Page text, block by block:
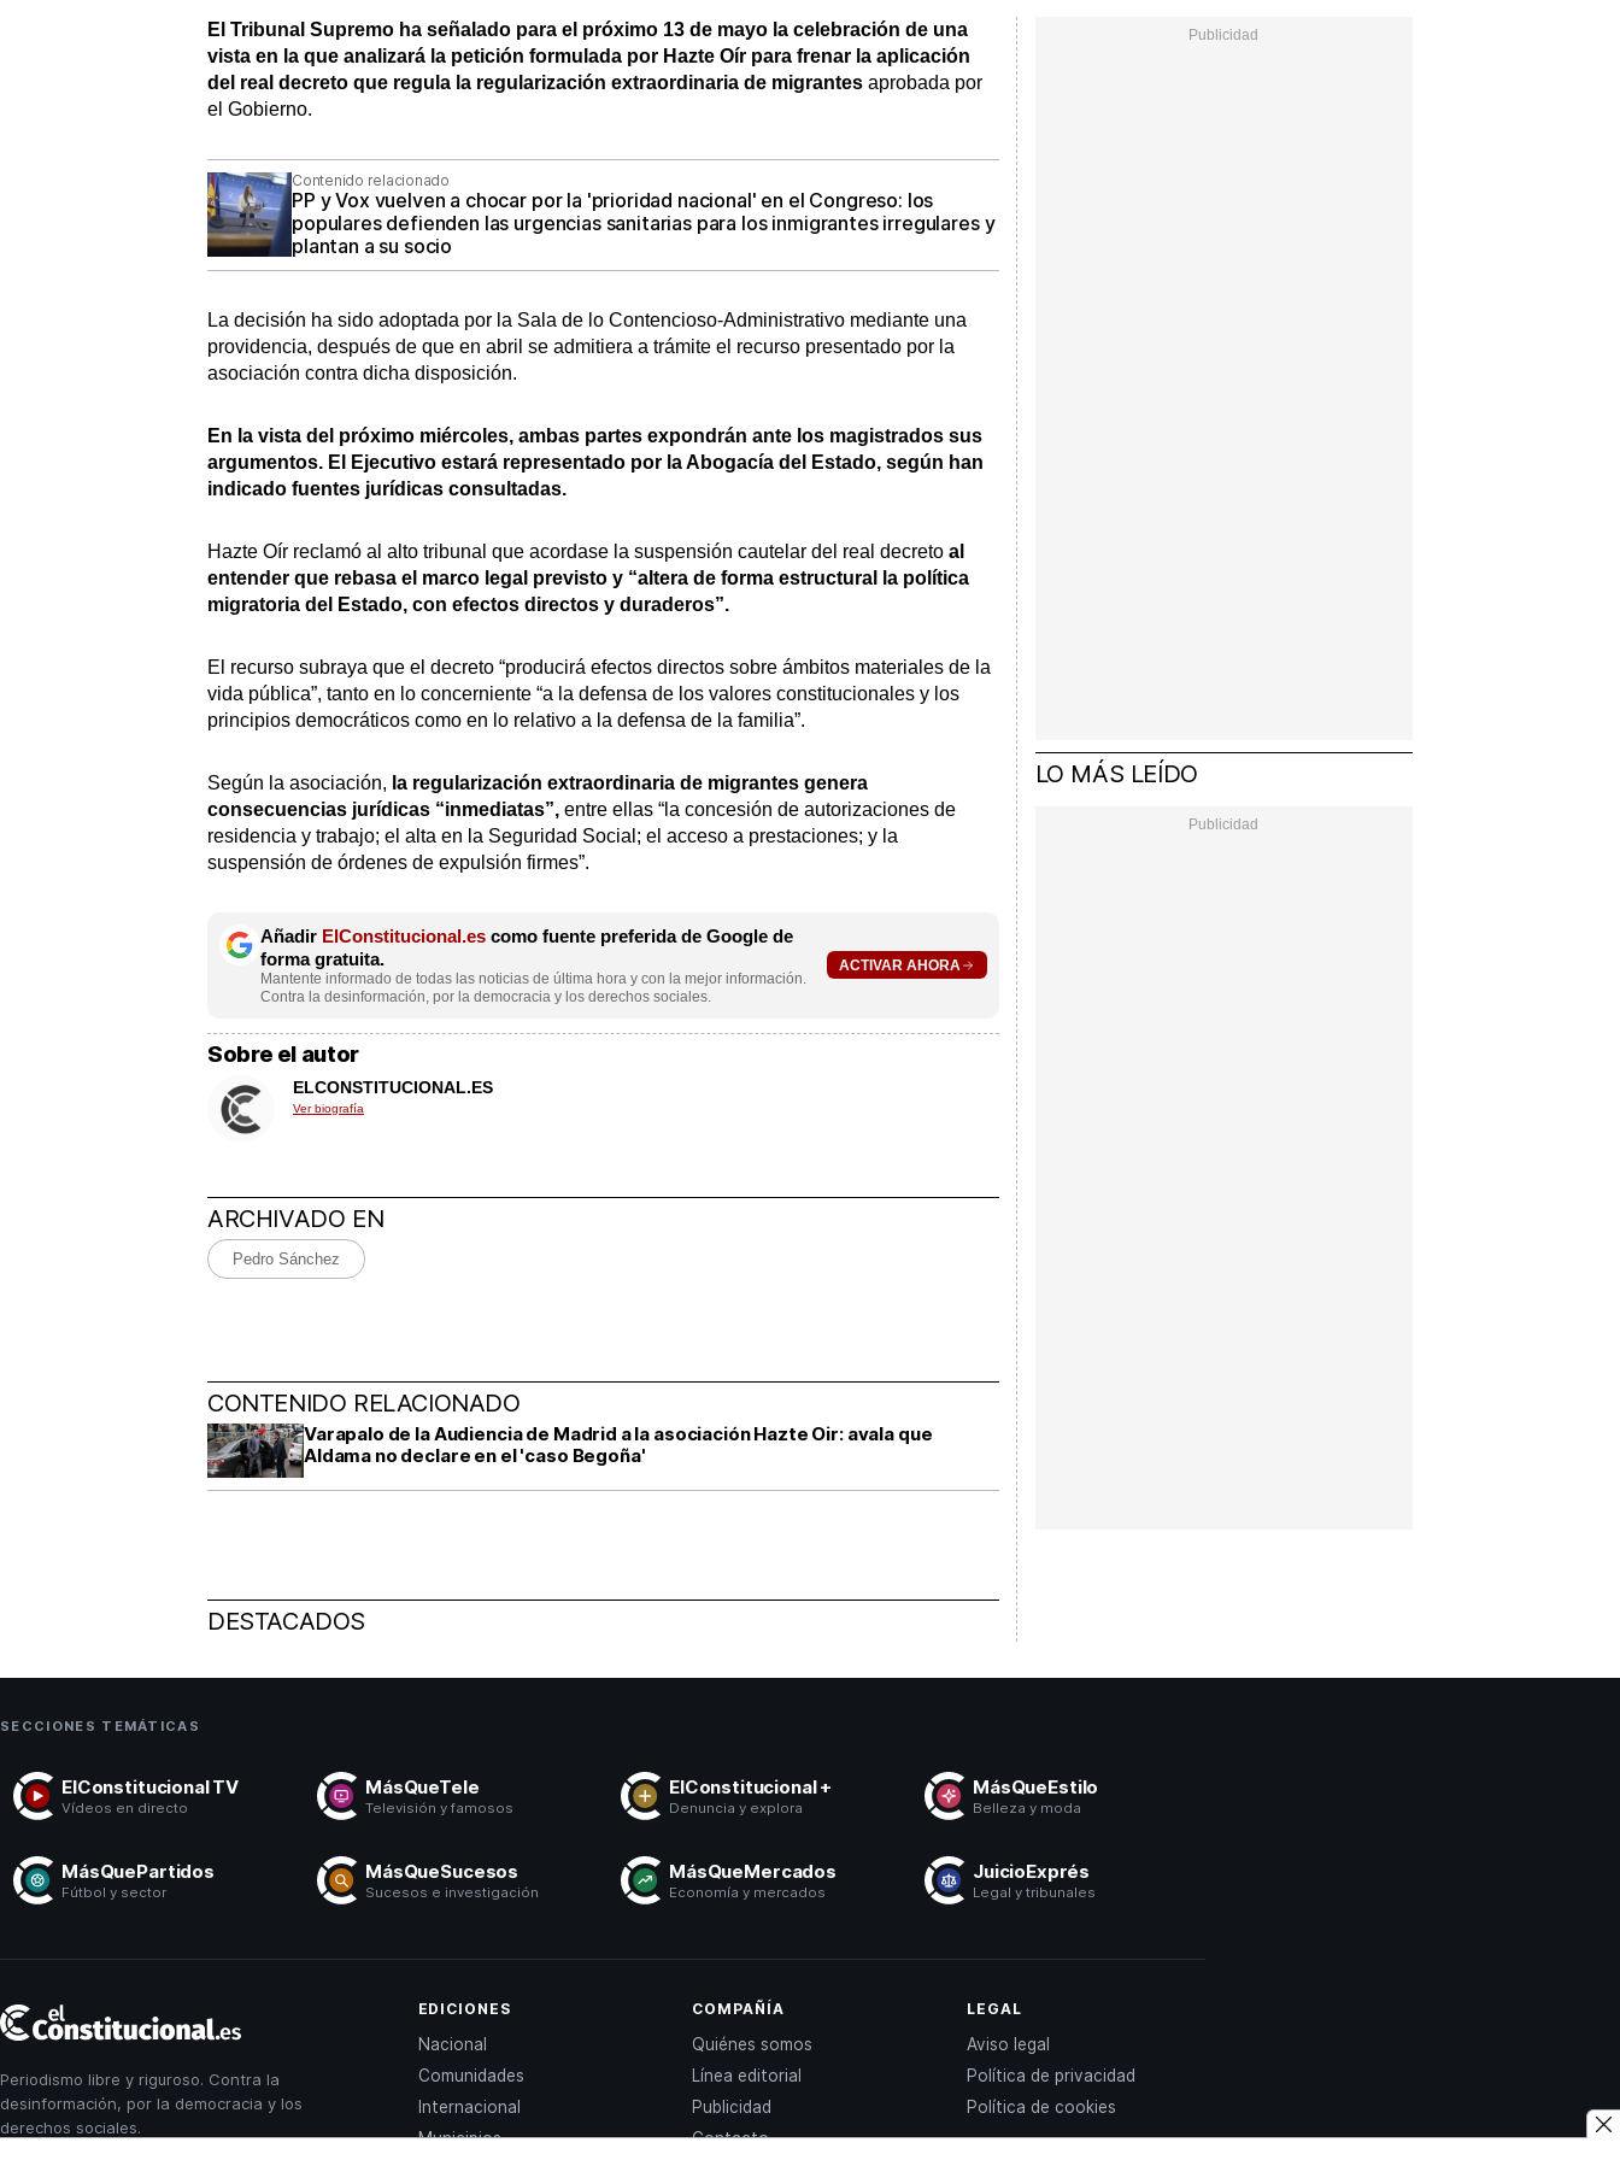
El Tribunal Supremo ha señalado para el próximo 13 de mayo la celebración de una
vista en la que analizará la petición formulada por Hazte Oír para frenar la aplicación
del real decreto que regula la regularización extraordinaria de migrantes aprobada por
el Gobierno.
Contenido relacionado
PP y Vox vuelven a chocar por la 'prioridad nacional' en el Congreso: los
populares defienden las urgencias sanitarias para los inmigrantes irregulares y
plantan a su socio
La decisión ha sido adoptada por la Sala de lo Contencioso-Administrativo mediante una
providencia, después de que en abril se admitiera a trámite el recurso presentado por la
asociación contra dicha disposición.
En la vista del próximo miércoles, ambas partes expondrán ante los magistrados sus
argumentos. El Ejecutivo estará representado por la Abogacía del Estado, según han
indicado fuentes jurídicas consultadas.
Hazte Oír reclamó al alto tribunal que acordase la suspensión cautelar del real decreto al
entender que rebasa el marco legal previsto y “altera de forma estructural la política
migratoria del Estado, con efectos directos y duraderos”.
El recurso subraya que el decreto “producirá efectos directos sobre ámbitos materiales de la
vida pública”, tanto en lo concerniente “a la defensa de los valores constitucionales y los
principios democráticos como en lo relativo a la defensa de la familia”.
Según la asociación, la regularización extraordinaria de migrantes genera
consecuencias jurídicas “inmediatas”, entre ellas “la concesión de autorizaciones de
residencia y trabajo; el alta en la Seguridad Social; el acceso a prestaciones; y la
suspensión de órdenes de expulsión firmes”.
Añadir ElConstitucional.es como fuente preferida de Google de
forma gratuita.
Mantente informado de todas las noticias de última hora y con la mejor información.
Contra la desinformación, por la democracia y los derechos sociales.
ACTIVAR AHORA
Sobre el autor
ELCONSTITUCIONAL.ES
Ver biografía
ARCHIVADO EN
Pedro Sánchez
CONTENIDO RELACIONADO
Varapalo de la Audiencia de Madrid a la asociación Hazte Oir: avala que
Aldama no declare en el 'caso Begoña'
DESTACADOS
LO MÁS LEÍDO
SECCIONES TEMÁTICAS
ElConstitucional TV
Vídeos en directo
MásQueTele
Televisión y famosos
ElConstitucional +
Denuncia y explora
MásQueEstilo
Belleza y moda
MásQuePartidos
Fútbol y sector
MásQueSucesos
Sucesos e investigación
MásQueMercados
Economía y mercados
JuicioExprés
Legal y tribunales
Constitucional
Periodismo libre y riguroso. Contra la
desinformación, por la democracia y los
derechos sociales.
EDICIONES
Nacional
Comunidades
Internacional
Municipios
COMPAÑÍA
Quiénes somos
Línea editorial
Publicidad
Contacto
LEGAL
Aviso legal
Política de privacidad
Política de cookies